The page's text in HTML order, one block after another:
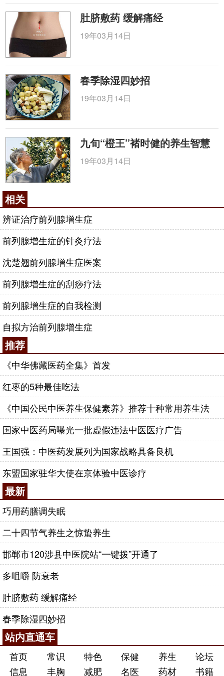
肚脐敷药 缓解痛经
19年03月14日
春季除湿四妙招
19年03月14日
九旬“橙王”褚时健的养生智慧
19年03月14日
相关
辨证治疗前列腺增生症
前列腺增生症的针灸疗法
沈楚翘前列腺增生症医案
前列腺增生症的刮痧疗法
前列腺增生症的自我检测
自拟方治前列腺增生症
推荐
《中华佛藏医药全集》首发
红枣的5种最佳吃法
《中国公民中医养生保健素养》推荐十种常用养生法
国家中医药局曝光一批虚假违法中医医疗广告
王国强：中医药发展列为国家战略具备良机
东盟国家驻华大使在京体验中医诊疗
最新
巧用药膳调失眠
二十四节气养生之惊蛰养生
邯郸市120涉县中医院站“一键拨”开通了
多咀嚼 防衰老
肚脐敷药 缓解痛经
春季除湿四妙招
站内直通车
首页 常识 特色 保健 养生
论坛
信息
丰胸 减肥 名医 药材 书籍